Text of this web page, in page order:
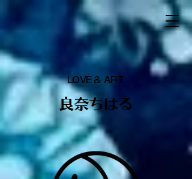
LOVE & ART
​良奈ちはる